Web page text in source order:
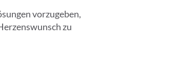
vorzugeben,
zu